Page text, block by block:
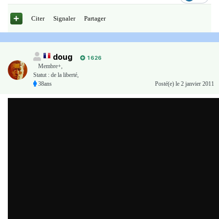
Citer Signaler Partager
doug
1 626
Membre+,
Statut : de la liberté,
38ans
Posté(e) le 2 janvier 2011